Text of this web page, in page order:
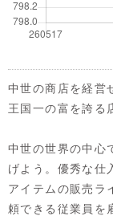
中世の商店を経営
王国一の富を誇る
中世の世界の中心
げよう。優秀な仕
アイテムの販売ラ
頼できる従業員を